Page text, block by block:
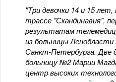
"Три девочки 14 и 15
трассе "Скандинавия",
результатам
из больницы Ленобласти
Санкт-Петербурга. Две
больницу №2 Марии
центр высоких